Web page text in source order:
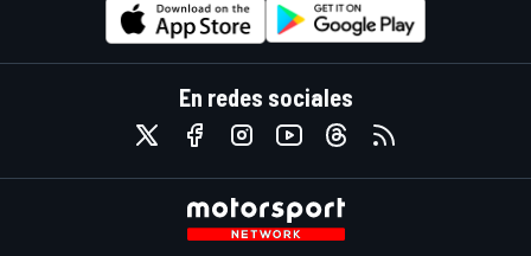
En redes sociales